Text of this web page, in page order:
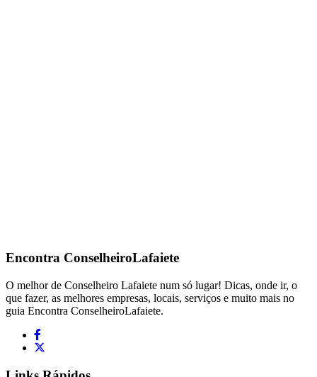
Encontra ConselheiroLafaiete
O melhor de Conselheiro Lafaiete num só lugar! Dicas, onde ir, o
que fazer, as melhores empresas, locais, serviços e muito mais no
guia Encontra ConselheiroLafaiete.